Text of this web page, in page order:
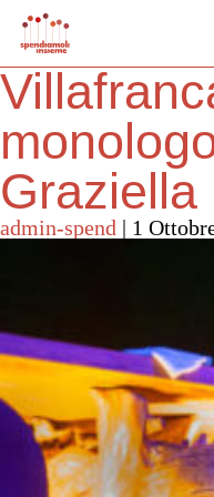
Graziella
admin-spend | 1